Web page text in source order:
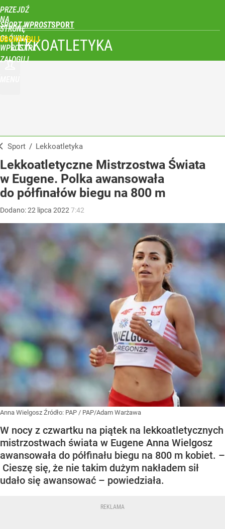
PRZEJDŹ
NA
STRONĘ
GŁÓWNĄ
WPROST.PL
SPORT WPROST
ZALOGUJ
LEKKOATLETYKA
Sport / Lekkoatletyka
Lekkoatletyczne Mistrzostwa Świata
w Eugene. Polka awansowała
do półfinałów biegu na 800 m
Dodano:22 lipca 2022 7:42
Anna Wielgosz Źródło: PAP / PAP/Adam Warżawa
W nocy z czwartku na piątek na lekkoatletycznych
mistrzostwach świata w Eugene Anna Wielgosz
awansowała do półfinału biegu na 800 m kobiet. –
Cieszę się, że nie takim dużym nakładem sił
udało się awansować – powiedziała.